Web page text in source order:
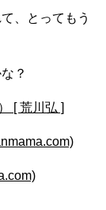
、とってもう
？
[ 荒川弘 ]